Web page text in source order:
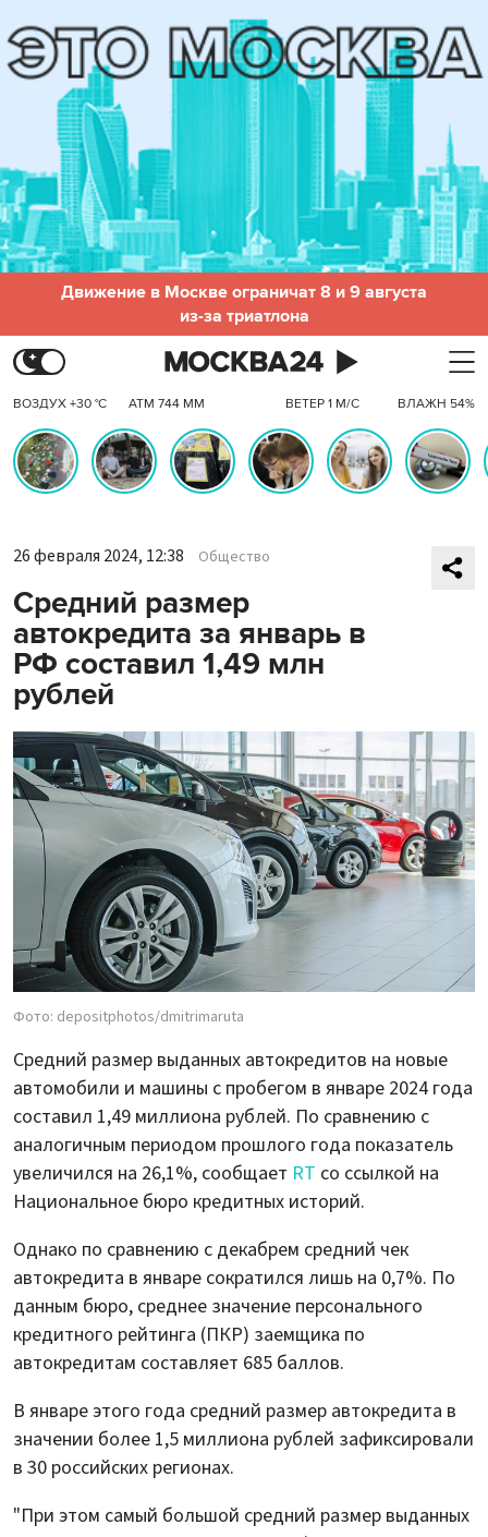
Движение в Москве ограничат 8 и 9 августа
из-за триатлона
ВОЗДУХ +30 °C АТМ 744 ММ ВЕТЕР 1 М/С ВЛАЖН 54%
26 февраля 2024, 12:38 Общество
Средний размер
автокредита за январь в
РФ составил 1,49 млн
рублей
Фото: depositphotos/dmitrimaruta
Средний размер выданных автокредитов на новые
автомобили и машины с пробегом в январе 2024 года
составил 1,49 миллиона рублей. По сравнению с
аналогичным периодом прошлого года показатель
увеличился на 26,1%, сообщает RT со ссылкой на
Национальное бюро кредитных историй.
Однако по сравнению с декабрем средний чек
автокредита в январе сократился лишь на 0,7%. По
данным бюро, среднее значение персонального
кредитного рейтинга (ПКР) заемщика по
автокредитам составляет 685 баллов.
В январе этого года средний размер автокредита в
значении более 1,5 миллиона рублей зафиксировали
в 30 российских регионах.
"При этом самый большой средний размер выданных